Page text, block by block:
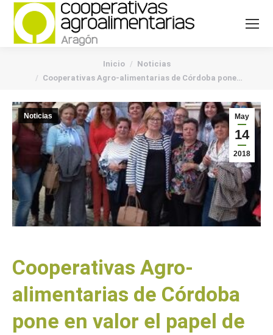
Inicio
Noticias
Cooperativas Agro-alimentarias de Córdoba pone…
May
14
2018
Noticias
Cooperativas Agro-
alimentarias de Córdoba
pone en valor el papel de